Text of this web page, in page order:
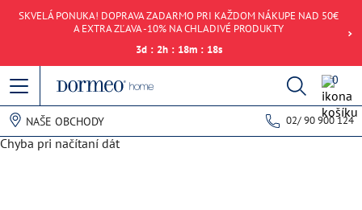
SKVELÁ PONUKA! DOPRAVA ZADARMO PRI KAŽDOM NÁKUPE NAD 50€
A EXTRA ZĽAVA -10% NA CHLADIVÉ PRODUKTY
3d : 2h : 18m : 18s
0
NAŠE OBCHODY 02/ 90 900 124
Chyba pri načítaní dát